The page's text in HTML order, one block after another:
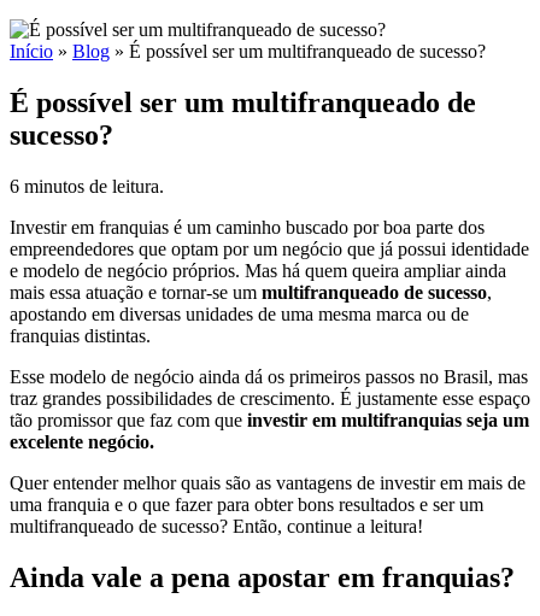
Início » Blog » É possível ser um multifranqueado de sucesso?
É possível ser um multifranqueado de
sucesso?
6 minutos de leitura.
Investir em franquias é um caminho buscado por boa parte dos
empreendedores que optam por um negócio que já possui identidade
e modelo de negócio próprios. Mas há quem queira ampliar ainda
mais essa atuação e tornar-se um multifranqueado de sucesso,
apostando em diversas unidades de uma mesma marca ou de
franquias distintas.
Esse modelo de negócio ainda dá os primeiros passos no Brasil, mas
traz grandes possibilidades de crescimento. É justamente esse espaço
tão promissor que faz com que investir em multifranquias seja um
excelente negócio.
Quer entender melhor quais são as vantagens de investir em mais de
uma franquia e o que fazer para obter bons resultados e ser um
multifranqueado de sucesso? Então, continue a leitura!
Ainda vale a pena apostar em franquias?